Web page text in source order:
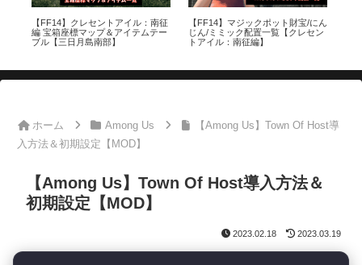
【FF14】マジックポット財宝/にん
じん/ミミック配置一覧【クレセン
トアイル：南征編】
【FF14】サブマリンボイジャーお
すすめパーツ構成【潜水艦】
ホーム Among Us
【Among Us】Town Of Host導
入方法＆初期設定【MOD】
【Among Us】Town Of Host導入方法＆
初期設定【MOD】
2023.02.18 2023.03.19